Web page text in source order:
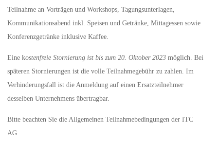
Teilnahme an Vorträgen und Workshops, Tagungsunterlagen,
Kommunikationsabend inkl. Speisen und Getränke, Mittagessen sowie
Konferenzgetränke inklusive Kaffee.
Eine kostenfreie Stornierung ist bis zum 20. Oktober 2023 möglich. Bei
späteren Stornierungen ist die volle Teilnahmegebühr zu zahlen. Im
Verhinderungsfall ist die Anmeldung auf einen Ersatzteilnehmer
desselben Unternehmens übertragbar.
Bitte beachten Sie die Allgemeinen Teilnahmebedingungen der ITC
AG.